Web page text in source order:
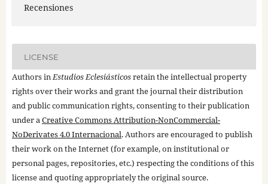
Recensiones
LICENSE
Authors inEstudios Eclesiásticosretain the intellectual property
rights over their works and grant the journal their distribution
and public communication rights, consenting to their publication
under aCreative Commons Attribution-NonCommercial-
NoDerivates 4.0 Internacional. Authors are encouraged to publish
their work on the Internet (for example, on institutional or
personal pages, repositories, etc.) respecting the conditions of this
license and quoting appropriately the original source.